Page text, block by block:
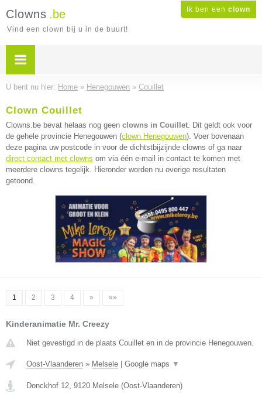
Ik ben een clown
Clowns .be
Vind een clown bij u in de buurt!
U bent nu hier: Home » Henegouwen » Couillet
Clown Couillet
Clowns.be bevat helaas nog geen clowns in Couillet. Dit geldt ook voor
de gehele provincie Henegouwen (clown Henegouwen). Voer bovenaan
deze pagina uw postcode in voor de dichtstbijzijnde clowns of ga naar
direct contact met clowns om via één e-mail in contact te komen met
meerdere clowns tegelijk. Hieronder worden nu overige resultaten
getoond.
1 2 3 4 » »»
Kinderanimatie Mr. Creezy
Niet gevestigd in de plaats Couillet en in de provincie Henegouwen.
Oost-Vlaanderen » Melsele Google maps ▼
Donckhof 12, 9120 Melsele (Oost-Vlaanderen)